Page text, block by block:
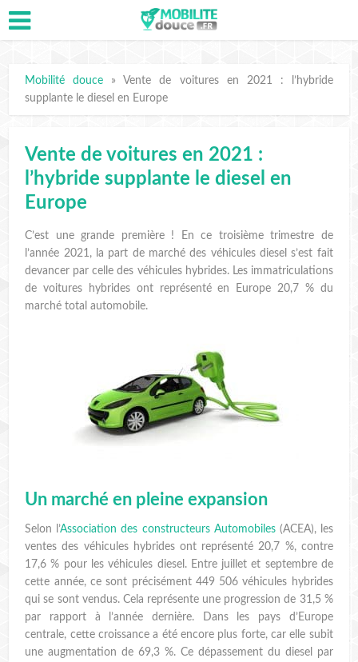
Mobilité douce » Vente de voitures en 2021 : l’hybride
supplante le diesel en Europe
Vente de voitures en 2021 :
l’hybride supplante le diesel en
Europe
C’est une grande première ! En ce troisième trimestre de
l’année 2021, la part de marché des véhicules diesel s’est fait
devancer par celle des véhicules hybrides. Les immatriculations
de voitures hybrides ont représenté en Europe 20,7 % du
marché total automobile.
Un marché en pleine expansion
Selon l’Association des constructeurs Automobiles (ACEA), les
ventes des véhicules hybrides ont représenté 20,7 %, contre
17,6 % pour les véhicules diesel. Entre juillet et septembre de
cette année, ce sont précisément 449 506 véhicules hybrides
qui se sont vendus. Cela représente une progression de 31,5 %
par rapport à l’année dernière. Dans les pays d’Europe
centrale, cette croissance a été encore plus forte, car elle subit
une augmentation de 69,3 %. Ce dépassement du diesel par